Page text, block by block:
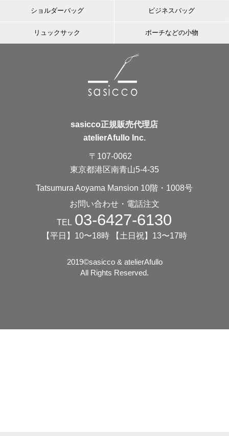
ショルダーバッグ ビジネスバッグ
リュックサック ポーチなどの小物
sasicco正規販売代理店
atelierAfullo Inc.
〒107-0062
東京都港区南青山5-4-35
Tatsumura Aoyama Mansion 10階・1008号
お問い合わせ・電話注文
TEL 03-6427-6130
【平日】10〜18時 【土日祝】13〜17時
2019©️sasicco & atelierAfullo
All Rights Reserved.